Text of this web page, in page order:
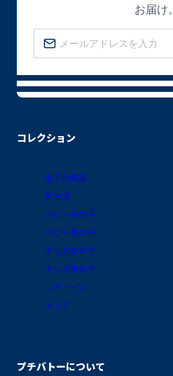
コレクション
全ての商品
新生児
ベビー女の子
ベビー男の子
キッズ女の子
キッズ男の子
レディース
メンズ
プチバトーについて
お届け。